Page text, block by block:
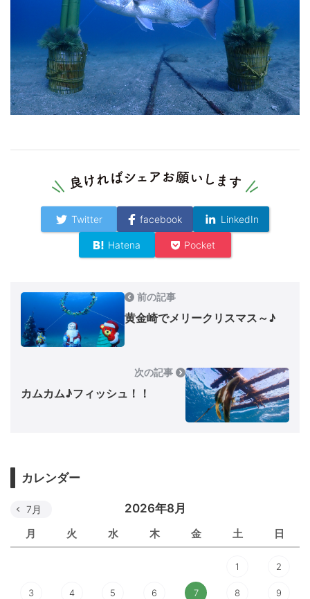
Twitter facebook LinkedIn
Hatena Pocket
前の記事
黄金崎でメリークリスマス～♪
次の記事
カムカム♪フィッシュ！！
カレンダー
2026年8月
月 火 水 木 金 土 日
7月
1 2
3 4 5 6 7 8 9